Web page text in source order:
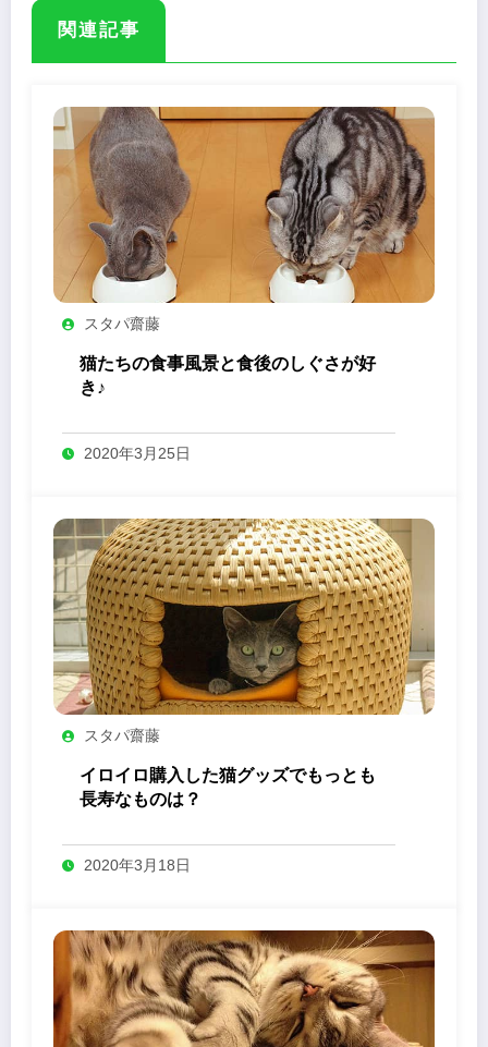
関連記事
スタパ齋藤
猫たちの食事風景と食後のしぐさが好
き♪
2020年3月25日
スタパ齋藤
イロイロ購入した猫グッズでもっとも
長寿なものは？
2020年3月18日